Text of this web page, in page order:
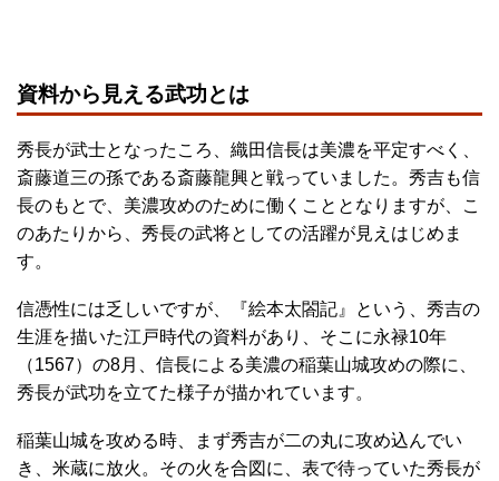
資料から見える武功とは
秀長が武士となったころ、織田信長は美濃を平定すべく、
斎藤道三の孫である斎藤龍興と戦っていました。秀吉も信
長のもとで、美濃攻めのために働くこととなりますが、こ
のあたりから、秀長の武将としての活躍が見えはじめま
す。
信憑性には乏しいですが、『絵本太閤記』という、秀吉の
生涯を描いた江戸時代の資料があり、そこに永禄10年
（1567）の8月、信長による美濃の稲葉山城攻めの際に、
秀長が武功を立てた様子が描かれています。
稲葉山城を攻める時、まず秀吉が二の丸に攻め込んでい
き、米蔵に放火。その火を合図に、表で待っていた秀長が